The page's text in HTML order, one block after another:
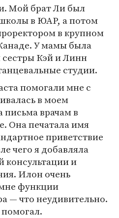
Мой брат Ли был
в ЮАР, а потом
в крупном
У мамы была
Кэй и Линн
студии.
помогали мне с
в моем
письма врачам в
Она печатала имя
приветствие
чего я добавляла
консультации и
Илон очень
функции
— что неудивительно.